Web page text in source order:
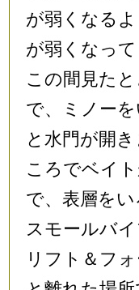
が弱くなる
が弱くなっ
この間見た
で、ミノー
と水門が開
ころでベイ
で、表層を
スモールバ
リフト＆フ